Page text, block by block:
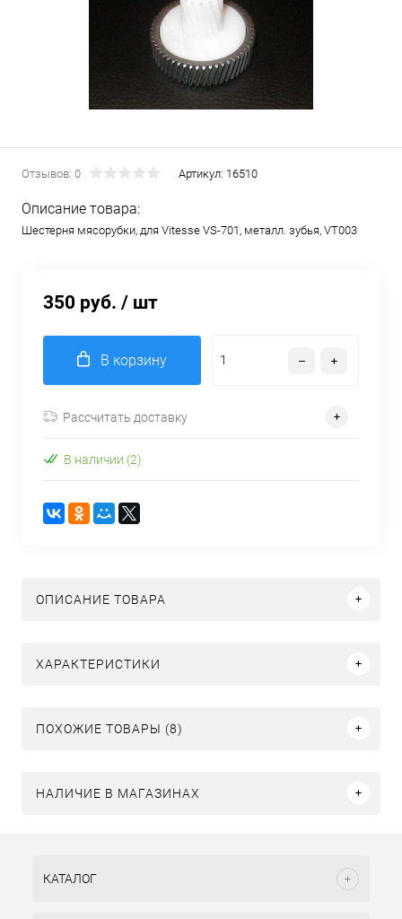
Отзывов: 0 Артикул: 16510
Описание товара:
Шестерня мясорубки, для Vitesse VS-701, металл. зубья, VT003
350 руб. / шт
В корзину
Рассчитать доставку
В наличии (2)
ОПИСАНИЕ ТОВАРА
ХАРАКТЕРИСТИКИ
ПОХОЖИЕ ТОВАРЫ (8)
НАЛИЧИЕ В МАГАЗИНАХ
КАТАЛОГ